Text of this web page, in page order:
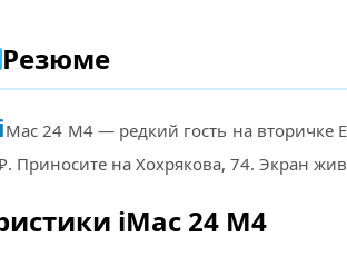
Резюме
iMac 24 M4 — редкий гость на вторичке
Приносите на Хохрякова, 74. Экран
iMac 24 M4